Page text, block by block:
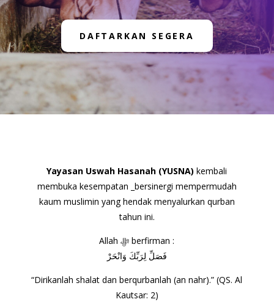
DAFTARKAN SEGERA
Yayasan Uswah Hasanah (YUSNA) kembali
membuka kesempatan _bersinergi mempermudah
kaum muslimin yang hendak menyalurkan qurban
tahun ini.
Allah ﷻ berfirman :
فَصَلِّ لِرَبِّكَ وَانْحَرْ
“Dirikanlah shalat dan berqurbanlah (an nahr).” (QS. Al
Kautsar: 2)